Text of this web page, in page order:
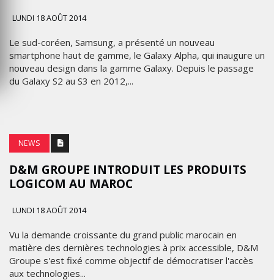
LUNDI 18 AOÛT 2014
Le sud-coréen, Samsung, a présenté un nouveau
smartphone haut de gamme, le Galaxy Alpha, qui inaugure un
nouveau design dans la gamme Galaxy. Depuis le passage
du Galaxy S2 au S3 en 2012,...
NEWS
D&M GROUPE INTRODUIT LES PRODUITS
LOGICOM AU MAROC
LUNDI 18 AOÛT 2014
Vu la demande croissante du grand public marocain en
matière des dernières technologies à prix accessible, D&M
Groupe s'est fixé comme objectif de démocratiser l'accès
aux technologies...